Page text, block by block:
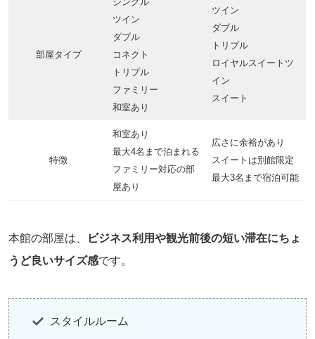
部屋タイプ
ツイン
ダブル
コネクト
トリプル
ファミリー
和室あり
ツイン
ダブル
トリプル
ロイヤルスイートツ
イン
スイート
特徴
和室あり
最大4名まで泊まれる
ファミリー対応の部
屋あり
広さに余裕があり
スイートは別館限定
最大3名まで宿泊可能
本館の部屋は、
ビジネス利用や観光前後の短い滞在にちょ
うど良いサイズ感です。
スタイルルーム